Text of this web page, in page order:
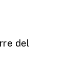
del